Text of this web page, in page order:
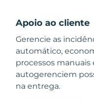
Apoio ao cliente
Gerencie as
automático,
processos
autogerenciem
na entrega.